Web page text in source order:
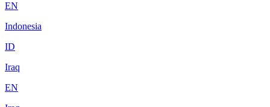
EN
Indonesia
ID
Iraq
EN